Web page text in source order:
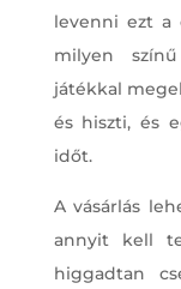
levenni ezt a
milyen
játékkal
és hiszti, és
időt.
A vásárlás
annyit kell
higgadtan